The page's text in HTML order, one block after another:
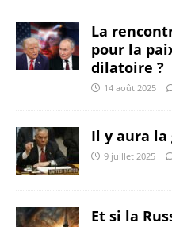
La
pour la
dilatoire ?
14 août 2025
Il y aura la
9 juillet 2025
Et si la